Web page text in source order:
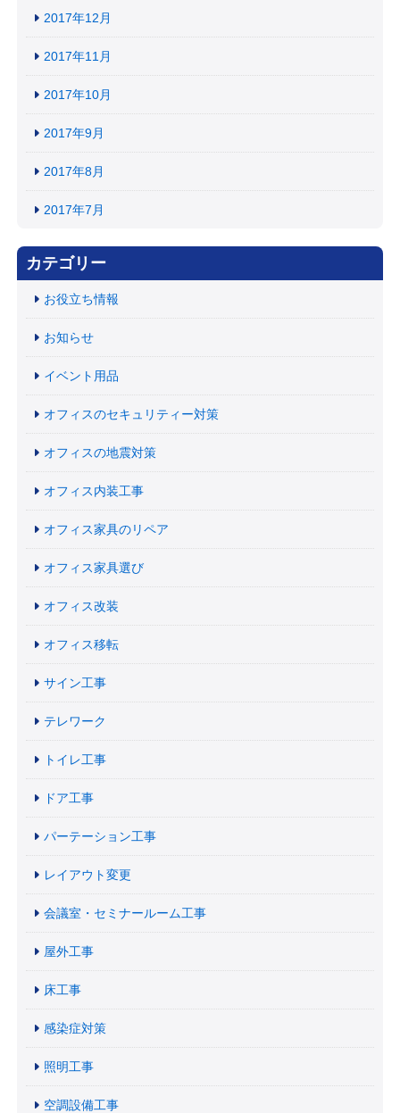
2017年12月
2017年11月
2017年10月
2017年9月
2017年8月
2017年7月
カテゴリー
お役立ち情報
お知らせ
イベント用品
オフィスのセキュリティー対策
オフィスの地震対策
オフィス内装工事
オフィス家具のリペア
オフィス家具選び
オフィス改装
オフィス移転
サイン工事
テレワーク
トイレ工事
ドア工事
パーテーション工事
レイアウト変更
会議室・セミナールーム工事
屋外工事
床工事
感染症対策
照明工事
空調設備工事